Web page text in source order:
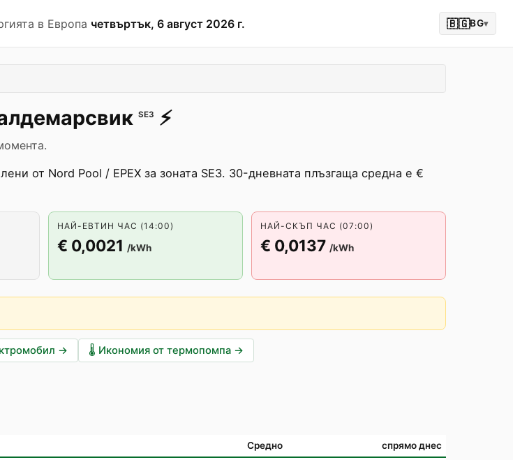
в Европа четвъртък, 6 август 2026 г. 🇧🇬BG▾
SE3 ⚡️
от Nord Pool / EPEX за зоната SE3. 30-дневната плъзгаща средна е €
НАЙ-ЕВТИН ЧАС (14:00)
€ 0,0021 /kWh
НАЙ-СКЪП ЧАС (07:00)
€ 0,0137 /kWh
→ 🌡️ Икономия от термопомпа →
Средно спрямо днес